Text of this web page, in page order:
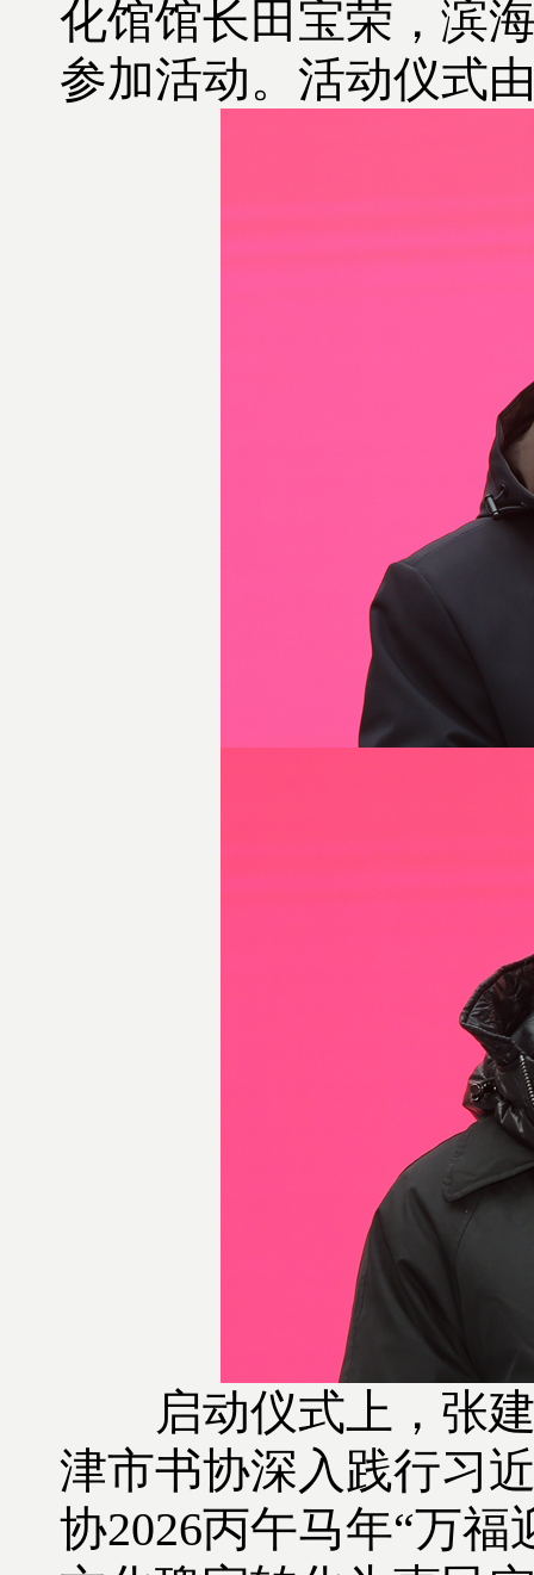
化馆馆长田宝荣，滨
参加活动。活动仪式
启动仪式上，张
津市书协深入践行习
协2026丙午马年“万福